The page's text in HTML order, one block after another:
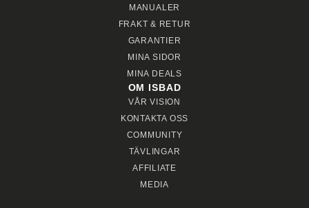
MANUALER
FRAKT & RETUR
GARANTIER
MINA SIDOR
MINA DEALS
OM ISBAD
VÅR VISION
KONTAKTA OSS
COMMUNITY
TÄVLINGAR
AFFILIATE
MEDIA